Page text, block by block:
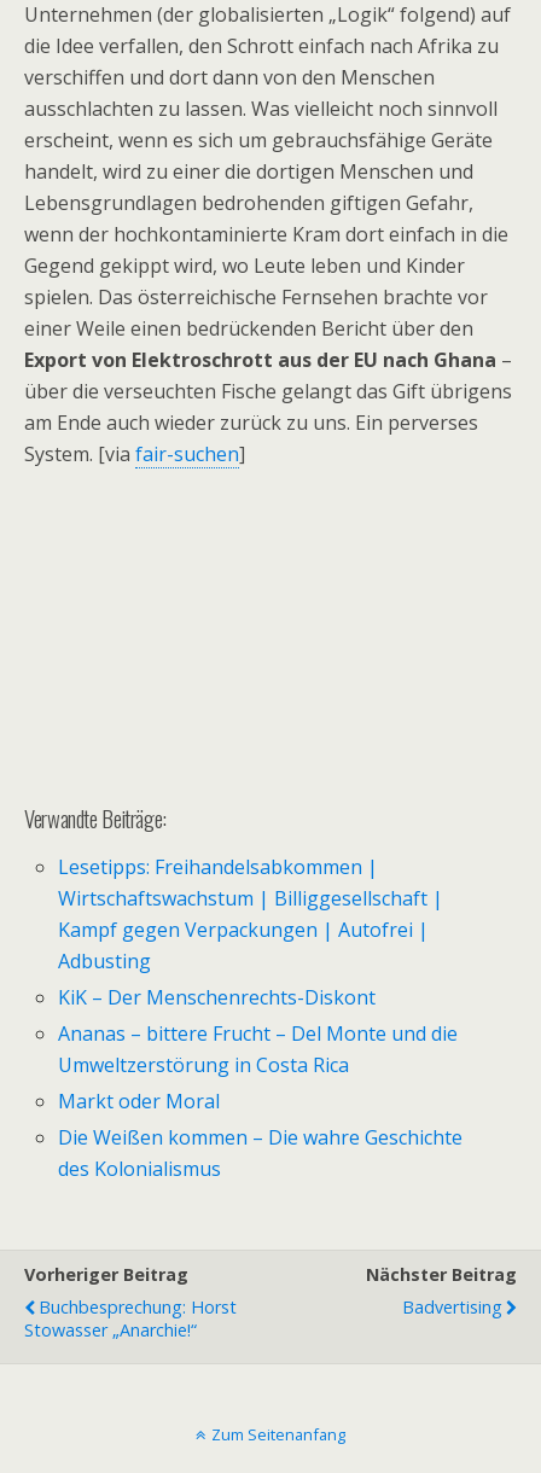
Unternehmen (der globalisierten „Logik“ folgend) auf
die Idee verfallen, den Schrott einfach nach Afrika zu
verschiffen und dort dann von den Menschen
ausschlachten zu lassen. Was vielleicht noch sinnvoll
erscheint, wenn es sich um gebrauchsfähige Geräte
handelt, wird zu einer die dortigen Menschen und
Lebensgrundlagen bedrohenden giftigen Gefahr,
wenn der hochkontaminierte Kram dort einfach in die
Gegend gekippt wird, wo Leute leben und Kinder
spielen. Das österreichische Fernsehen brachte vor
einer Weile einen bedrückenden Bericht über den
Export von Elektroschrott aus der EU nach Ghana –
über die verseuchten Fische gelangt das Gift übrigens
am Ende auch wieder zurück zu uns. Ein perverses
System. [via fair-suchen]
Verwandte Beiträge:
Lesetipps: Freihandelsabkommen |
Wirtschaftswachstum | Billiggesellschaft |
Kampf gegen Verpackungen | Autofrei |
Adbusting
KiK – Der Menschenrechts-Diskont
Ananas – bittere Frucht – Del Monte und die
Umweltzerstörung in Costa Rica
Markt oder Moral
Die Weißen kommen – Die wahre Geschichte
des Kolonialismus
Vorheriger Beitrag
Buchbesprechung: Horst
Stowasser „Anarchie!“
Nächster Beitrag
Badvertising
Zum Seitenanfang